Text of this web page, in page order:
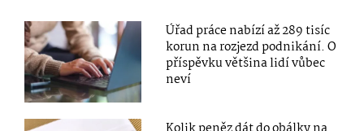
Úřad práce nabízí až 289 tisíc
korun na rozjezd podnikání. O
příspěvku většina lidí vůbec
neví